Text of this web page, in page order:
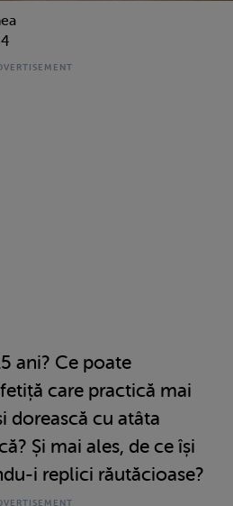
ani? Ce poate
care practică mai
dorească cu atâta
Și mai ales, de ce își
i replici răutăcioase?